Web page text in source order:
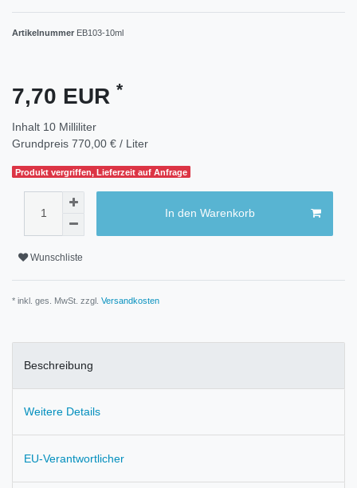
Artikelnummer EB103-10ml
7,70 EUR *
Inhalt 10 Milliliter
Grundpreis 770,00 € / Liter
Produkt vergriffen, Lieferzeit auf Anfrage
In den Warenkorb
Wunschliste
* inkl. ges. MwSt. zzgl. Versandkosten
Beschreibung
Weitere Details
EU-Verantwortlicher